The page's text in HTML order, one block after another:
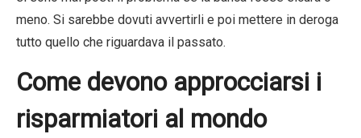
meno. Si sarebbe dovuti avvertirli e poi mettere in deroga
tutto quello che riguardava il passato.
Come devono approcciarsi i
risparmiatori al mondo